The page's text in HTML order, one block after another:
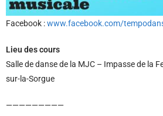
Facebook :www.facebook.com/
Lieu des cours
Salle de danse de la MJC – Impasse de la
sur-la-Sorgue
—————————